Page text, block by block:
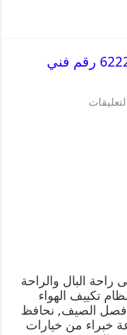
رقم فني تكييف الكويت 62224041 رقم فني
البال والراحة
تكييف الهواء
فصل الصيف, نحافظ
خبراء من خيارات